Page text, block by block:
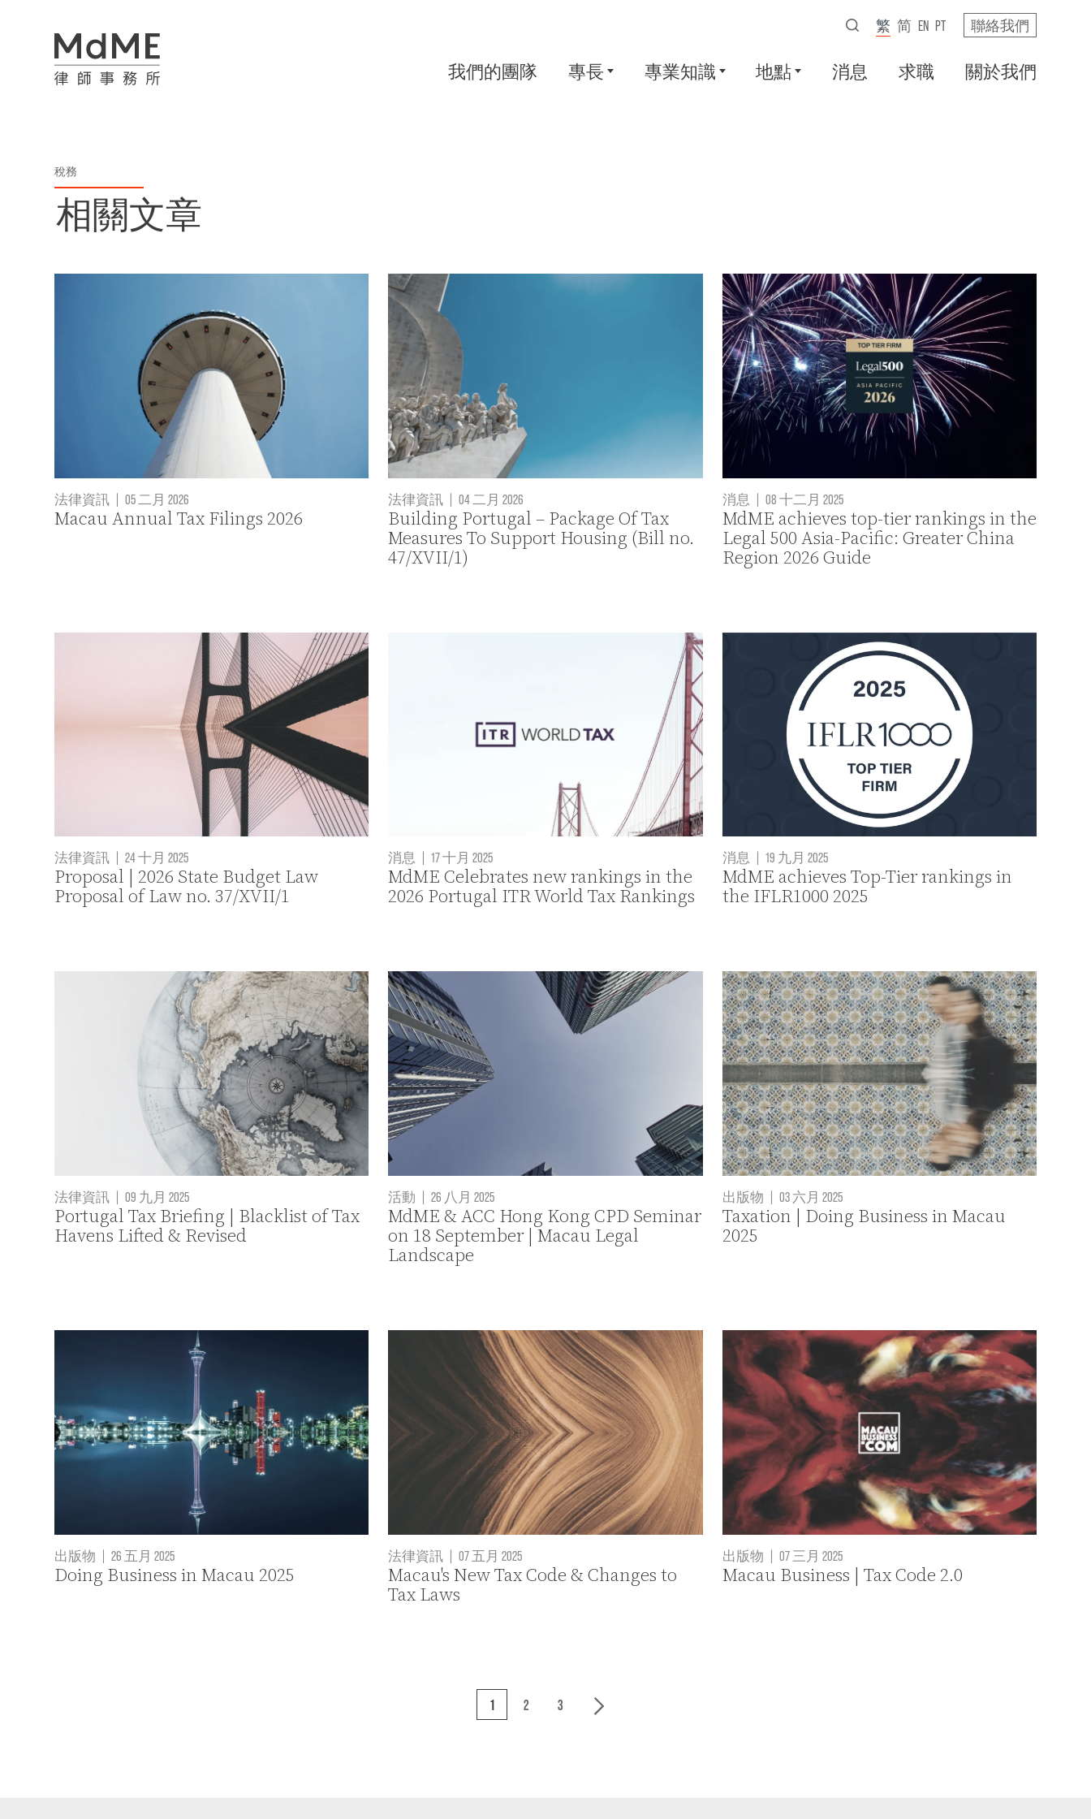
我們的團隊 專長 專業知識 地點 消息 求職 關於我們
繁 简 EN PT 聯絡我們
稅務
相關文章
法律資訊 | 05 二月 2026
Macau Annual Tax Filings 2026
法律資訊 | 04 二月 2026
Building Portugal – Package Of Tax
Measures To Support Housing (Bill no.
47/XVII/1)
消息 | 08 十二月 2025
MdME achieves top-tier rankings in the
Legal 500 Asia-Pacific: Greater China
Region 2026 Guide
法律資訊 | 24 十月 2025
Proposal | 2026 State Budget Law
Proposal of Law no. 37/XVII/1
消息 | 17 十月 2025
MdME Celebrates new rankings in the
2026 Portugal ITR World Tax Rankings
消息 | 19 九月 2025
MdME achieves Top-Tier rankings in
the IFLR1000 2025
法律資訊 | 09 九月 2025
Portugal Tax Briefing | Blacklist of Tax
Havens Lifted & Revised
活動 | 26 八月 2025
MdME & ACC Hong Kong CPD Seminar
on 18 September | Macau Legal
Landscape
出版物 | 03 六月 2025
Taxation | Doing Business in Macau
2025
出版物 | 26 五月 2025
Doing Business in Macau 2025
法律資訊 | 07 五月 2025
Macau's New Tax Code & Changes to
Tax Laws
出版物 | 07 三月 2025
Macau Business | Tax Code 2.0
1 2 3